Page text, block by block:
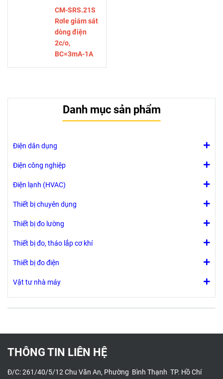
CM-SRS.21S
Rơle giám sát
dòng điện
2c/o,
BC=3mA-1A
Danh mục sản phẩm
Điện dân dụng
Điện công nghiệp
Điện lạnh (HVAC)
Thiết bị chuyên dụng
Thiết bị đo lường
Thiết bị đo, tháo lắp cơ khí
Thiết bị đo điện
Vật tư nhà máy
THÔNG TIN LIÊN HỆ
Đ/C: 261/40/5/12 Chu Văn An, Phường Bình Thạnh TP. Hồ Chí